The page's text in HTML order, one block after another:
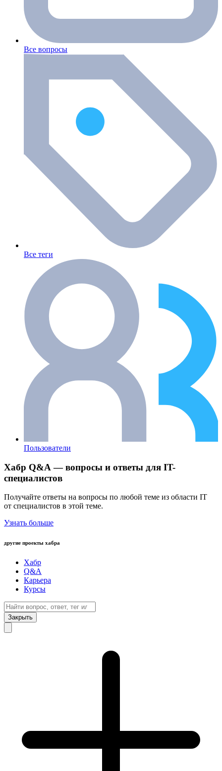
Все вопросы
Все теги
Пользователи
Хабр Q&A — вопросы и ответы для IT-
специалистов
Получайте ответы на вопросы по любой теме из области IT
от специалистов в этой теме.
Узнать больше
другие проекты хабра
Хабр
Q&A
Карьера
Курсы
Закрыть